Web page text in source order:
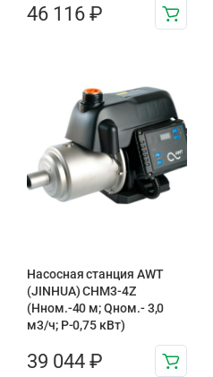
46 116 ₽
Насосная станция AWT
(JINHUA) CHM3-4Z
(Hном.-40 м; Qном.- 3,0
м3/ч; P-0,75 кВт)
39 044 ₽